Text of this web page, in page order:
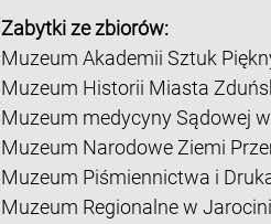
Zabytki ze zbiorów:
Muzeum Akademii Sztuk
Muzeum Historii Miasta
Muzeum medycyny Sądowej
Muzeum Narodowe Ziemi
Muzeum Piśmiennictwa i
Muzeum Regionalne w